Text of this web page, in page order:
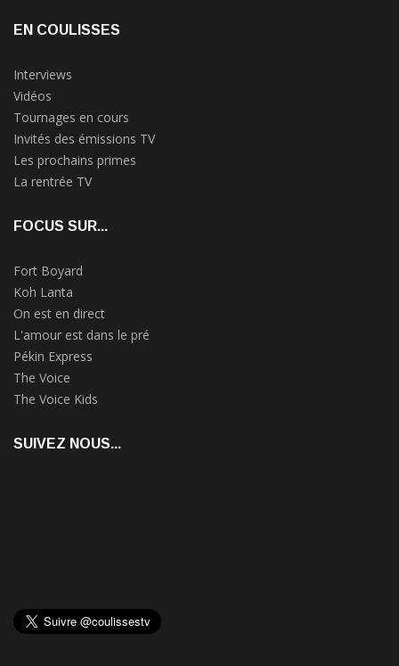
EN COULISSES
Interviews
Vidéos
Tournages en cours
Invités des émissions TV
Les prochains primes
La rentrée TV
FOCUS SUR...
Fort Boyard
Koh Lanta
On est en direct
L'amour est dans le pré
Pékin Express
The Voice
The Voice Kids
SUIVEZ NOUS...